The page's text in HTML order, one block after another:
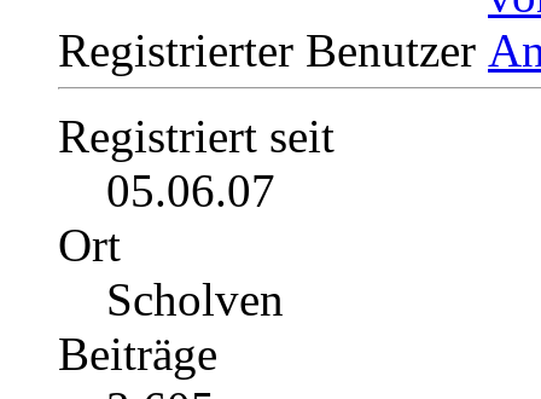
Registrierter Benutzer
Registriert seit
05.06.07
Ort
Scholven
Beiträge